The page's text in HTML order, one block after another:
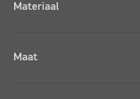
Materiaal
Maat